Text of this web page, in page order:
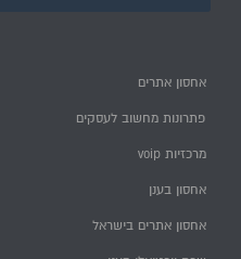
אחסון אתרים
פתרונות מחשוב לעסקים
מרכזיות voip
אחסון בענן
אחסון אתרים בישראל